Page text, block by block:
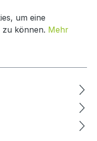
um eine
zu können. Mehr